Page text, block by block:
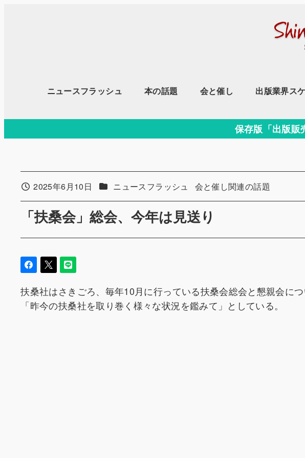
移
ニュースフラッシュ 本の話題 会と催し 出版業界ス
保存版「出版販
「扶桑会」総会、今年は見送り
投稿日2025年6月10日 カテゴリー
ニュースフラッシュ カテゴリー
会と催し関連の話題
扶桑社はさきごろ、毎年10月に行っている扶桑会総会と懇親会に
「昨今の扶桑社を取り巻く様々な状況を鑑みて」としている。